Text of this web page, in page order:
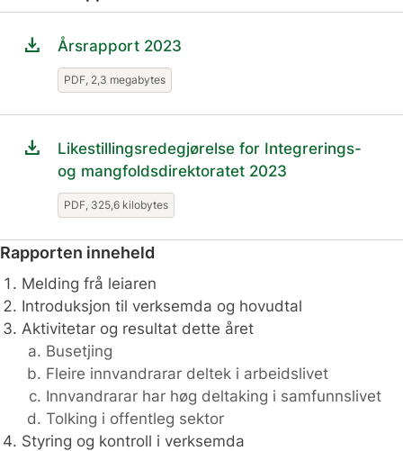
download Årsrapport 2023
PDF, 2,3 megabytes
download
Likestillingsredegjørelse for Integrerings-
og mangfoldsdirektoratet 2023
PDF, 325,6 kilobytes
Rapporten inneheld
Melding frå leiaren
Introduksjon til verksemda og hovudtal
Aktivitetar og resultat dette året
Busetjing
Fleire innvandrarar deltek i arbeidslivet
Innvandrarar har høg deltaking i samfunnslivet
Tolking i offentleg sektor
Styring og kontroll i verksemda